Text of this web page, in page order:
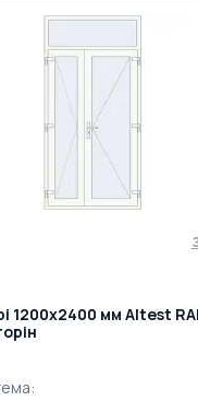
1200x2400 мм Altest
: